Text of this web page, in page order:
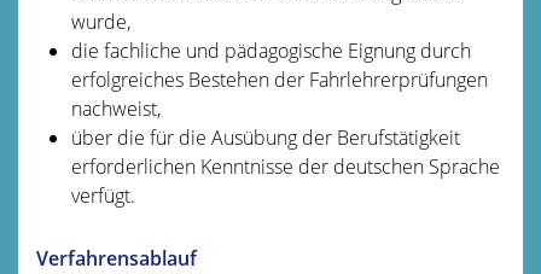
wurde,
die fachliche und pädagogische Eignung durch
erfolgreiches Bestehen der Fahrlehrerprüfungen
nachweist,
über die für die Ausübung der Berufstätigkeit
erforderlichen Kenntnisse der deutschen Sprache
verfügt.
Verfahrensablauf